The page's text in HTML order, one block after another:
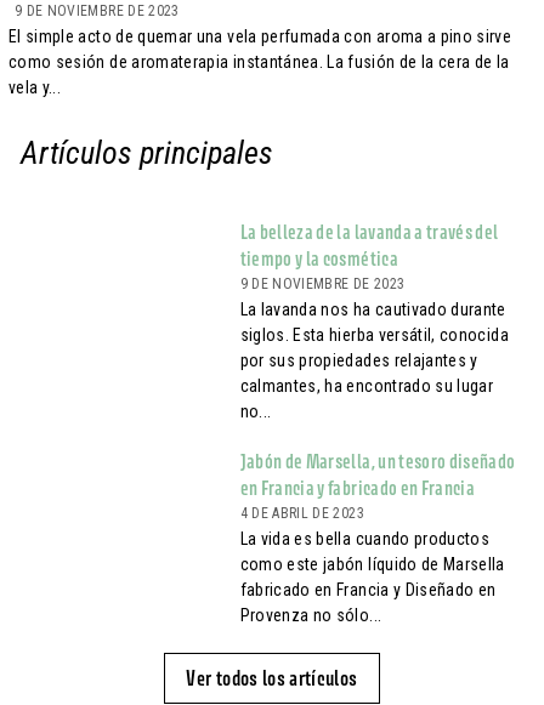
9 DE NOVIEMBRE DE 2023
El simple acto de quemar una vela perfumada con aroma a pino sirve
como sesión de aromaterapia instantánea. La fusión de la cera de la
vela y...
Artículos principales
La belleza de la lavanda a través del
tiempo y la cosmética
9 DE NOVIEMBRE DE 2023
La lavanda nos ha cautivado durante
siglos. Esta hierba versátil, conocida
por sus propiedades relajantes y
calmantes, ha encontrado su lugar
no...
Jabón de Marsella, un tesoro diseñado
en Francia y fabricado en Francia
4 DE ABRIL DE 2023
La vida es bella cuando productos
como este jabón líquido de Marsella
fabricado en Francia y Diseñado en
Provenza no sólo...
Ver todos los artículos